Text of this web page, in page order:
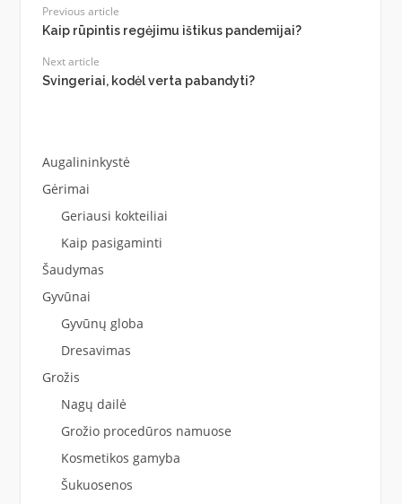
Previous article
Kaip rūpintis regėjimu ištikus pandemijai?
Next article
Svingeriai, kodėl verta pabandyti?
Augalininkystė
Gėrimai
Geriausi kokteiliai
Kaip pasigaminti
Šaudymas
Gyvūnai
Gyvūnų globa
Dresavimas
Grožis
Nagų dailė
Grožio procedūros namuose
Kosmetikos gamyba
Šukuosenos